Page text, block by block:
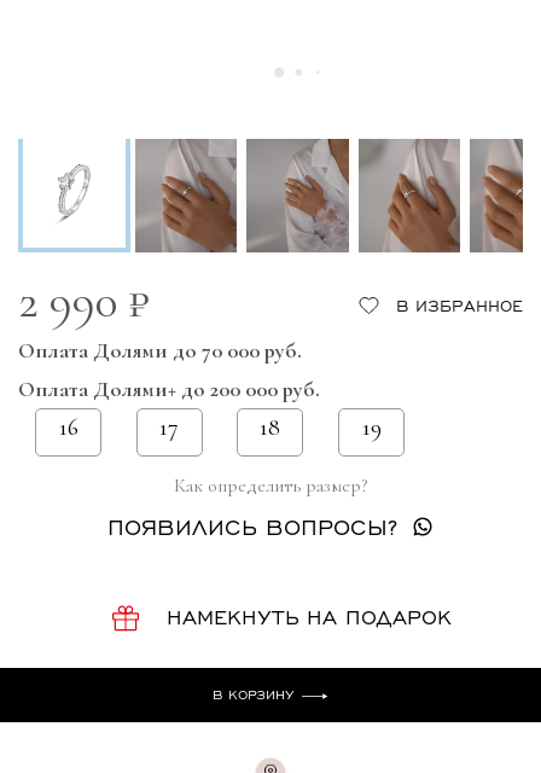
2 990 ₽ В ИЗБРАННОЕ
Оплата Долями до 70 000 руб.
Оплата Долями+ до 200 000 руб.
16 17 18 19
Как определить размер?
ПОЯВИЛИСЬ ВОПРОСЫ?
НАМЕКНУТЬ НА ПОДАРОК
В КОРЗИНУ